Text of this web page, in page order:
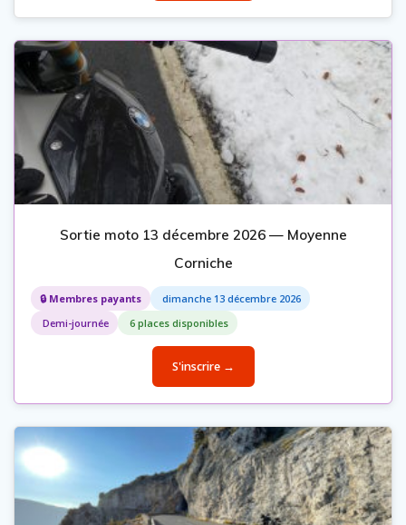
Sortie moto 13 décembre 2026 — Moyenne
Corniche
🔒 Membres payants
dimanche 13 décembre 2026
Demi-journée
6 places disponibles
S'inscrire →